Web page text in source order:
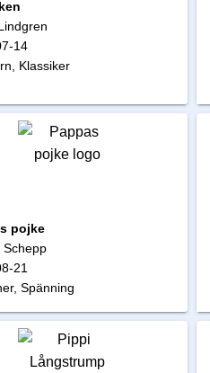
14
Klassiker
pojke
Schepp
21
Spänning